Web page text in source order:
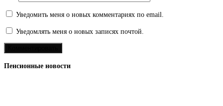
Уведомить меня о новых комментариях по email.
Уведомлять меня о новых записях почтой.
Пенсионные новости